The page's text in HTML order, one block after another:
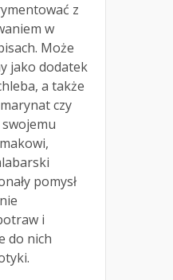
z
w
Może
jako dodatek
a także
czy
pomysł
i
do nich